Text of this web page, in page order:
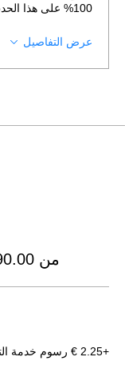
100% على هذا الحدث عند الدفع
عرض التفاصيل
من ‏90.00 € إلى ‏120.00 €
+‏2.25 € رسوم خدمة التذاكر